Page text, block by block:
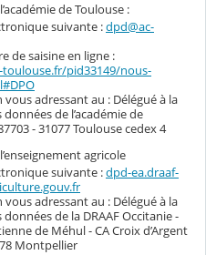
de Toulouse :
suivante :dpd@ac-
de saisine en ligne :
pid33149/nous-
adressant au : Délégué à la
de l’académie de
- 31077 Toulouse cedex 4
agricole
suivante :dpd-ea.draaf-
adressant au : Délégué à la
de la DRAAF Occitanie -
de Méhul - CA Croix d’Argent
Montpellier